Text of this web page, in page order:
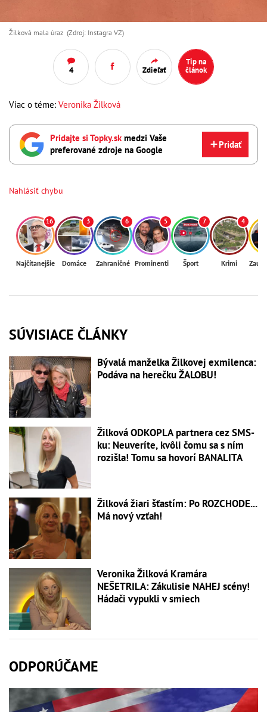
Žilková mala úraz (Zdroj: Instagra VZ)
4 Zdieľať
Tip na
článok
Viac o téme: Veronika Žilková
Pridajte si Topky.skmedzi Vaše
preferované zdroje na Google
Pridať
Nahlásiť chybu
16
Najčítanejšie
3
Domáce
6
Zahraničné
5
Prominenti
7
Šport
4
Krimi
SÚVISIACE ČLÁNKY
Bývalá manželka Žilkovej exmilenca:
Podáva na herečku ŽALOBU!
Žilková ODKOPLA partnera cez SMS-
ku: Neuveríte, kvôli čomu sa s ním
rozišla! Tomu sa hovorí BANALITA
Žilková žiari šťastím: Po ROZCHODE...
Má nový vzťah!
Veronika Žilková Kramára
NEŠETRILA: Zákulisie NAHEJ scény!
Hádači vypukli v smiech
ODPORÚČAME